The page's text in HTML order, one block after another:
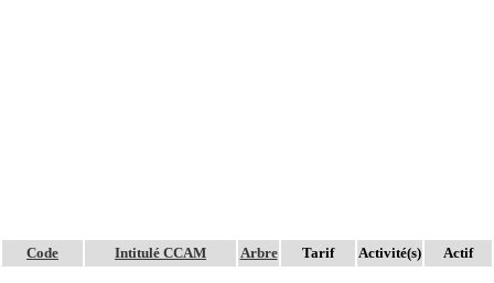
Code Intitulé CCAM Arbre Tarif Activité(s) Actif